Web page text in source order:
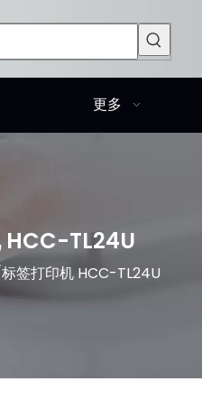
更多
HCC-TL24U
签打印机 HCC-TL24U